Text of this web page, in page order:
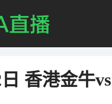
日 香港金牛